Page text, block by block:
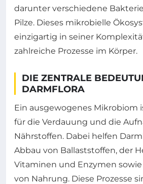
darunter verschiedene
Pilze. Dieses mikrobielle
einzigartig in seiner
zahlreiche Prozesse im Körper.
DIE ZENTRALE
DARMFLORA
Ein ausgewogenes Mikrobiom
für die Verdauung und die
Nährstoffen. Dabei helfen
Abbau von Ballaststoffen, der
Vitaminen und Enzymen
von Nahrung. Diese Prozesse